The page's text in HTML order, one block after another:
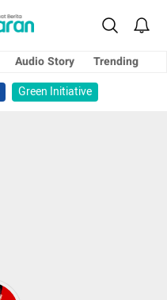
Audio Story
Trending
Green Initiative